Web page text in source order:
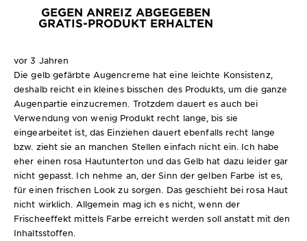
GEGEN ANREIZ ABGEGEBEN
GRATIS-PRODUKT ERHALTEN
vor 3 Jahren
Die gelb gefärbte Augencreme hat eine leichte Konsistenz,
deshalb reicht ein kleines bisschen des Produkts, um die ganze
Augenpartie einzucremen. Trotzdem dauert es auch bei
Verwendung von wenig Produkt recht lange, bis sie
eingearbeitet ist, das Einziehen dauert ebenfalls recht lange
bzw. zieht sie an manchen Stellen einfach nicht ein. Ich habe
eher einen rosa Hautunterton und das Gelb hat dazu leider gar
nicht gepasst. Ich nehme an, der Sinn der gelben Farbe ist es,
für einen frischen Look zu sorgen. Das geschieht bei rosa Haut
nicht wirklich. Allgemein mag ich es nicht, wenn der
Frischeeffekt mittels Farbe erreicht werden soll anstatt mit den
Inhaltsstoffen.